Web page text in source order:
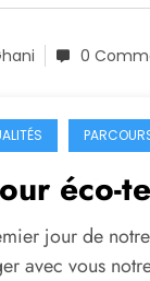
0
éco-
jour de
avec vous